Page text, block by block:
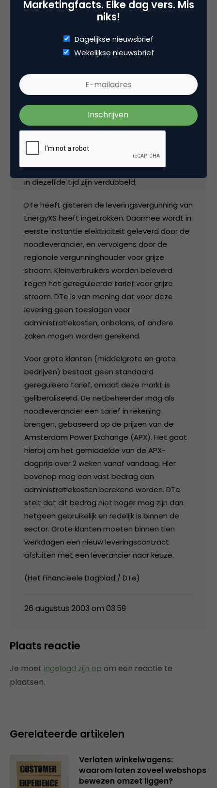
liberalisering koos, was Eneco. Een jaar later
vervolgens op Essent over te gaan. In april dit
jaar sloot Schiphol een contract met
stroommarkt in 1999, toen grote bedrijven zelf
mochten bepalen bij wie ze hun stroom
kopen, was Nuon ook al leverancier van de
luchthaven. Over de prijs die Schiphol aan
Nuon betaalt, doen beide partijen geen
mededelingen. Volgens Nuon is deze vrijwel
gelijk aan die in 1999. Schiphol is daarmee
eigenlijk vooruit gegaan, omdat de gasprijzen
in diezelfde tijd zijn verdubbeld.
DTe heeft gisteren de leveringsvergunning van
EnergyXS heeft ingetrokken. Daarmee wordt in
eerste instantie elektriciteit geleverd door de
noodleverancier, en vervolgens door de
regionale vergunninghouder voor grijze
stroom. Kleinverbruikers worden beleverd
tegen het gereguleerde tarief voor grijze
stroom. DTe is van mening dat voor deze
levering geen toeslagen voor
administratiekosten, onbalans, of andere
zaken mogen worden gerekend.
Voor grote klanten (middelgrote en grote
bedrijven) bestaat geen standaard
gereguleerd tarief, omdat deze markt is
geliberaliseerd. De netbeheerder mag als
noodleverancier een tarief in rekening
brengen, gebaseerd op de prijzen van de
Amsterdam Power Exchange (APX). Het gaat
hierbij om het gemiddelde van de APX-
dagprijs over 2 weken vanaf vandaag. Hier
bovenop mag een vast bedrag aan
administratiekosten berekend worden. DTe
stelt dat dit bedrag niet hoger mag zijn dan
hetgeen gebruikelijk en redelijk is binnen de
sector. Grote klanten moeten binnen tien
werkdagen een nieuw leveringscontract
afsluiten met een leverancier naar keuze.
(Het Financieele Dagblad / DTe)
26 augustus 2003 om 03:59
Plaats reactie
Je moet ingelogd zijn op om een reactie te
plaatsen.
Gerelateerde artikelen
Verlaten winkelwagens:
waarom laten zoveel webshops
bewezen omzet liggen?
Marketingfacts. Elke dag vers. Mis
niks!
Dagelijkse nieuwsbrief
Wekelijkse nieuwsbrief